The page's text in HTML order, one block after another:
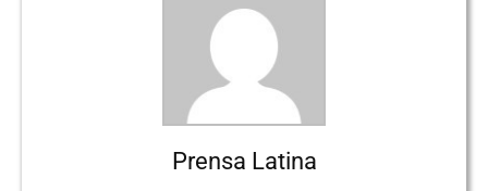
Prensa Latina